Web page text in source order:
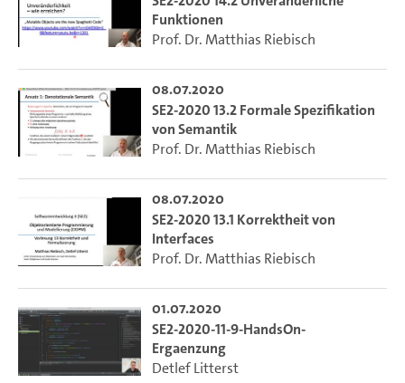
Funktionen
Prof. Dr. Matthias Riebisch
08.07.2020
SE2-2020 13.2 Formale Spezifikation
von Semantik
Prof. Dr. Matthias Riebisch
08.07.2020
SE2-2020 13.1 Korrektheit von
Interfaces
Prof. Dr. Matthias Riebisch
01.07.2020
SE2-2020-11-9-HandsOn-
Ergaenzung
Detlef Litterst